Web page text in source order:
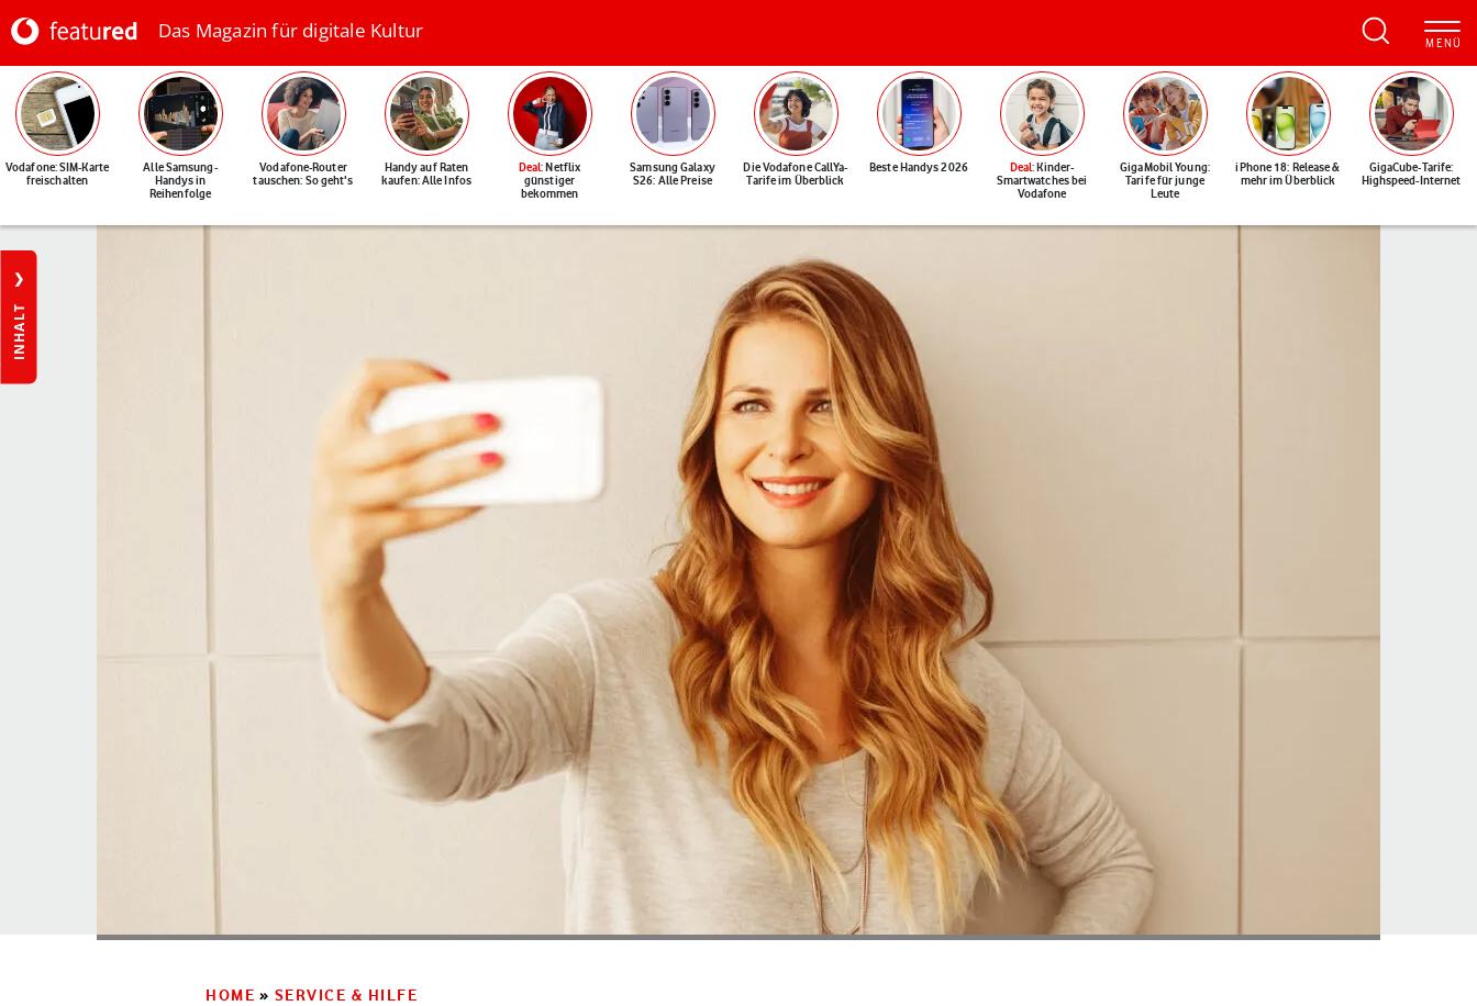
Das Magazin für digitale Kultur
Vodafone: SIM-Karte
freischalten
Alle Samsung-
Handys in
Reihenfolge
Vodafone-Router
tauschen: So geht's
Handy auf Raten
kaufen: Alle Infos
Deal: Netflix
günstiger
bekommen
Samsung Galaxy
S26: Alle Preise
Die Vodafone CallYa-
Tarife im Überblick
Beste Handys 2026 Deal: Kinder-
Smartwatches bei
Vodafone
GigaMobil Young:
Tarife für junge
Leute
iPhone 18: Release &
mehr im Überblick
GigaCube-Tarife:
Highspeed-Internet
INHALT
HOME » SERVICE & HILFE